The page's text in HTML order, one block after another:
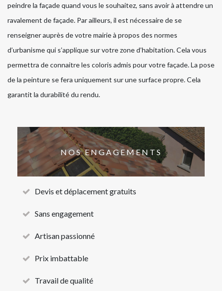
peindre la façade quand vous le souhaitez, sans avoir à attendre un
ravalement de façade. Par ailleurs, il est nécessaire de se
renseigner auprès de votre mairie à propos des normes
d’urbanisme qui s’applique sur votre zone d’habitation. Cela vous
permettra de connaitre les coloris admis pour votre façade. La pose
de la peinture se fera uniquement sur une surface propre. Cela
garantit la durabilité du rendu.
NOS ENGAGEMENTS
Devis et déplacement gratuits
Sans engagement
Artisan passionné
Prix imbattable
Travail de qualité